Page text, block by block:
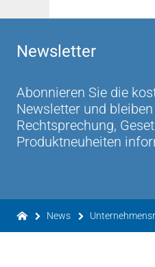
Newsletter
Abonnieren Sie die
Newsletter und
Rechtsprechung,
Produktneuheiten
News